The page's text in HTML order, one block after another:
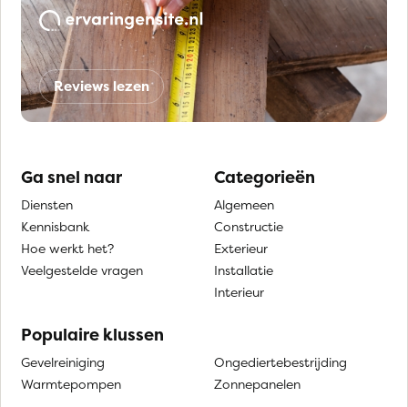
Reviews lezen
Ga snel naar
Diensten
Kennisbank
Hoe werkt het?
Veelgestelde vragen
Categorieën
Algemeen
Constructie
Exterieur
Installatie
Interieur
Populaire klussen
Gevelreiniging
Warmtepompen
Ongediertebestrijding
Zonnepanelen